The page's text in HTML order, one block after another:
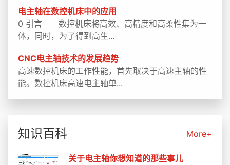
电主轴在数控机床中的应用
0 引言 数控机床将高效、高精度和高柔性集为一
体，同时，为了得到高生...
CNC电主轴技术的发展趋势
高速数控机床的工作性能，首先取决于高速主轴的性
能。数控机床高速电主轴单...
知识百科 More+
关于电主轴你想知道的那些事儿